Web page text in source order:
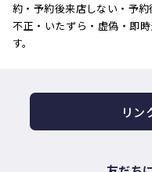
約・予約後来店しない・予
不正・いたずら・虚偽・即
す。
リン